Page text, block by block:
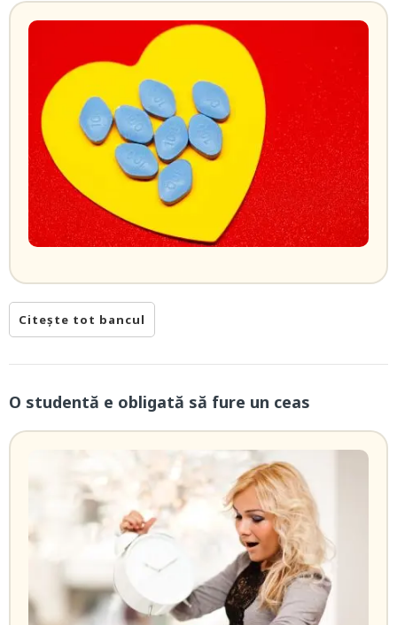
Citește tot bancul
O studentă e obligată să fure un ceas